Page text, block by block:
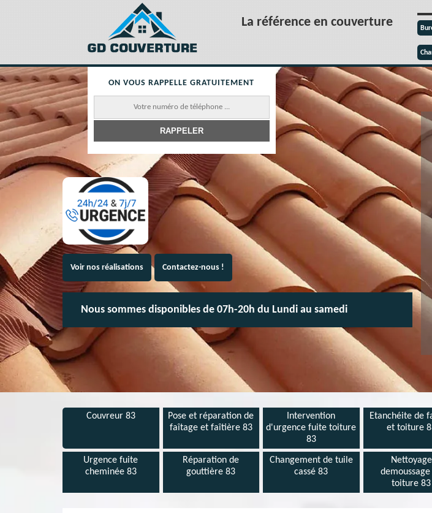
La référence en couverture
Voir nos réalisations Contactez-nous !
Nous sommes disponibles de 07h-20h du Lundi au samedi
ON VOUS RAPPELLE GRATUITEMENT
Couvreur 83
Pose et réparation de
faîtage et faîtière 83
Intervention
d'urgence fuite toiture
83
Etanchéite de
et toiture
Urgence fuite
cheminée 83
Réparation de
gouttière 83
Changement de tuile
cassé 83
Nettoyage
demoussage
toiture 83